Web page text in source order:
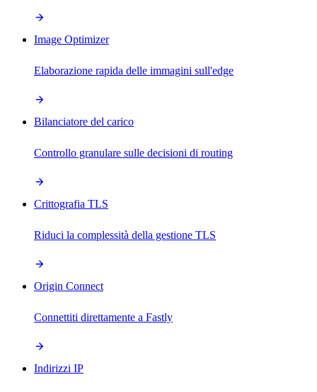
Image Optimizer
Elaborazione rapida delle immagini sull'edge
Bilanciatore del carico
Controllo granulare sulle decisioni di routing
Crittografia TLS
Riduci la complessità della gestione TLS
Origin Connect
Connettiti direttamente a Fastly
Indirizzi IP